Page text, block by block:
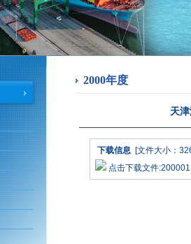
2000年度
天
下载信息[文件大小：
点击下载文件